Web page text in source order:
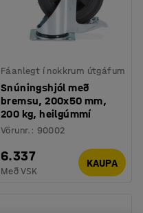
Fáanlegt í nokkrum útgáfum
Snúningshjól með
bremsu, 200x50 mm,
200 kg, heilgúmmí
Vörunr. : 90002
6.337
Með VSK
KAUPA